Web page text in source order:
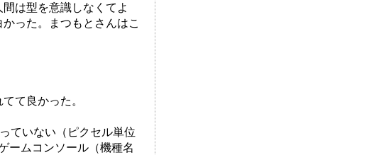
は型を意識しなくてよ
った。まつもとさんはこ
て良かった。
ていない（ピクセル単位
ームコンソール（機種名